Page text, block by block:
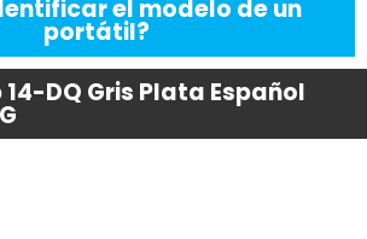
el modelo de un
portátil?
DQ Gris Plata Español